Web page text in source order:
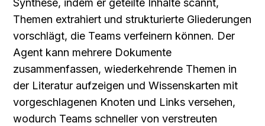
Synthese, indem er geteilte Inhalte scannt,
Themen extrahiert und strukturierte Gliederungen
vorschlägt, die Teams verfeinern können. Der
Agent kann mehrere Dokumente
zusammenfassen, wiederkehrende Themen in
der Literatur aufzeigen und Wissenskarten mit
vorgeschlagenen Knoten und Links versehen,
wodurch Teams schneller von verstreuten